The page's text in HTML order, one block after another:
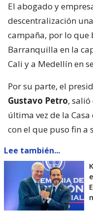
El abogado y
descentralización
campaña, por lo que
Barranquilla en la
Cali y a Medellín en
Por su parte, el
Gustavo Petro,
última vez de la
con el que puso fin a
Lee también...